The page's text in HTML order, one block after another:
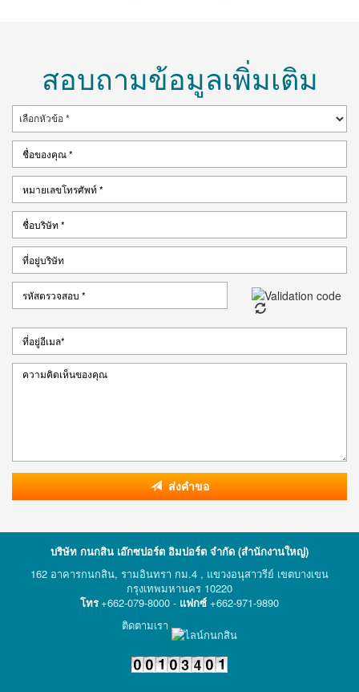
สอบถามข้อมูลเพิ่มเติม
ส่งคำขอ
บริษัท กนกสิน เอ๊กซปอร์ต อิมปอร์ต จำกัด (สำนักงานใหญ่)
162 อาคารกนกสิน, รามอินทรา กม.4 , แขวงอนุสาวรีย์ เขตบางเขน
กรุงเทพมหานคร 10220
โทร+662-079-8000 - แฟกซ์ +662-971-9890
ติดตามเรา